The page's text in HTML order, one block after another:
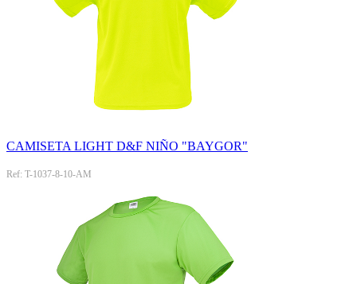
CAMISETA LIGHT D&F NIÑO "BAYGOR"
Ref: T-1037-8-10-AM